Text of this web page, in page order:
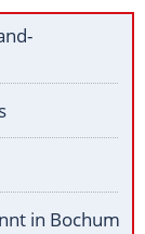
in Bochum